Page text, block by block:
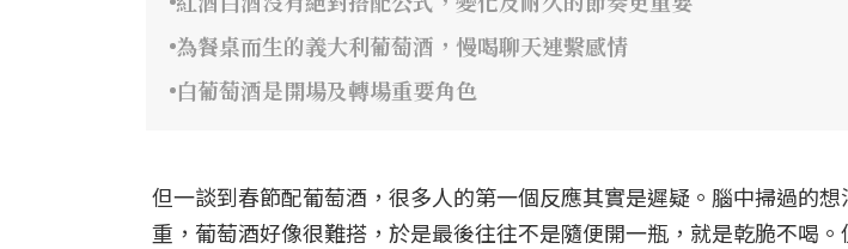
為餐桌而生的義大利葡萄酒，慢喝聊天連繫感情
白葡萄酒是開場及轉場重要角色
但一談到春節配葡萄酒，很多人的第一個反應其實是遲疑。腦中掃過的
重，葡萄酒好像很難搭，於是最後往往不是隨便開一瓶，就是乾脆不喝